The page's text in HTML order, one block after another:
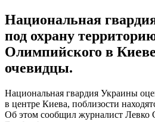
Национальная
под охрану
Олимпийского в
очевидцы.
Национальная гвардия Украины
в центре Киева, поблизости
Об этом сообщил журналист Левко